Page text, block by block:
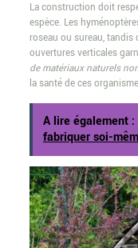
La construction doit
espèce. Les
roseau ou sureau,
ouvertures verticales
de matériaux naturels
la santé de ces
A lire également :
fabriquer soi-